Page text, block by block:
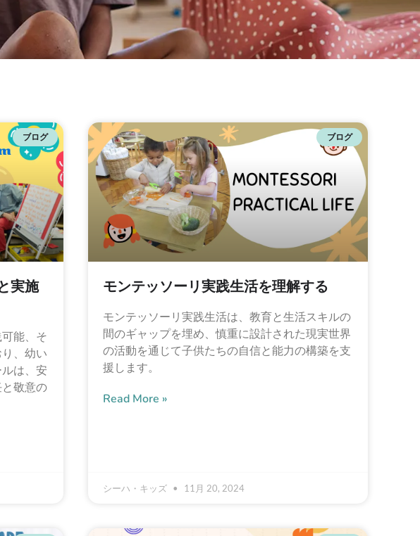
ブログ
実施
能、そ
、幼い
は、安
敬意の
ブログ
モンテッソーリ実践生活を理解する
モンテッソーリ実践生活は、教育と生活スキルの
間のギャップを埋め、慎重に設計された現実世界
の活動を通じて子供たちの自信と能力の構築を支
援します。
Read More »
シーハ・キッズ 11月 20, 2024